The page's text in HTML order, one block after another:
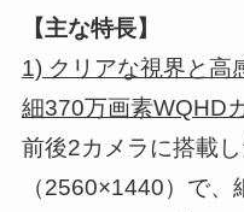
【主な特長】
1) クリアな視界と高
細370万画素WQHD
前後2カメラに搭載
（2560×1440）で